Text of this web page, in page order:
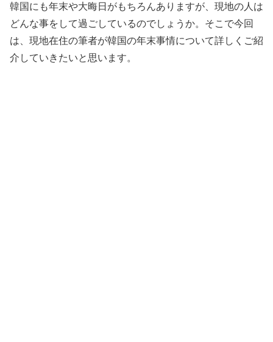
韓国にも年末や大晦日がもちろんありますが、現地の人は
どんな事をして過ごしているのでしょうか。そこで今回
は、現地在住の筆者が韓国の年末事情について詳しくご紹
介していきたいと思います。